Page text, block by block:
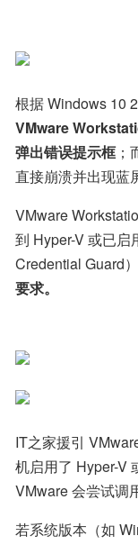
根据 Windows 10
VMware
弹出错误提示框；
直接崩溃并出现蓝
VMware
到 Hyper-V 或已启
Credential Guard）
要求。
IT之家援引
机启用了 Hyper-V
VMware 会尝试调
若系统版本（如